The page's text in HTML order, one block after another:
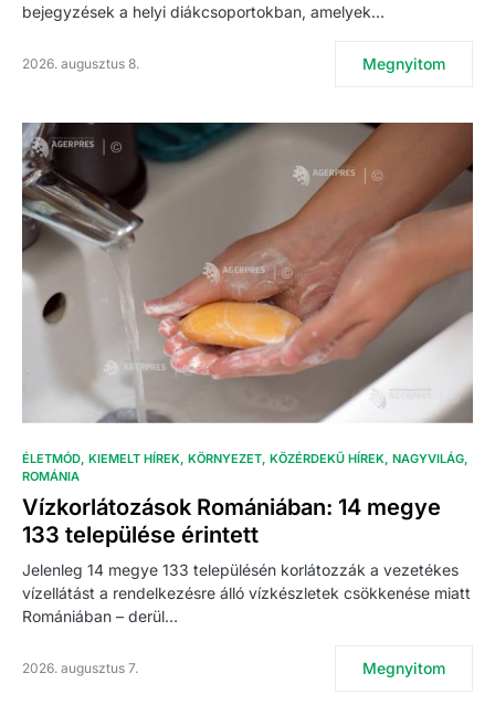
bejegyzések a helyi diákcsoportokban, amelyek…
2026. augusztus 8. Megnyitom
ÉLETMÓD KIEMELT HÍREK KÖRNYEZET KÖZÉRDEKŰ HÍREK NAGYVILÁG
ROMÁNIA
Vízkorlátozások Romániában: 14 megye
133 települése érintett
Jelenleg 14 megye 133 településén korlátozzák a vezetékes
vízellátást a rendelkezésre álló vízkészletek csökkenése miatt
Romániában – derül…
2026. augusztus 7. Megnyitom